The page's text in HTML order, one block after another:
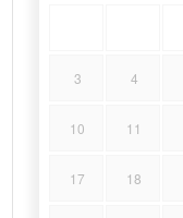
3 4
10 11
17 18